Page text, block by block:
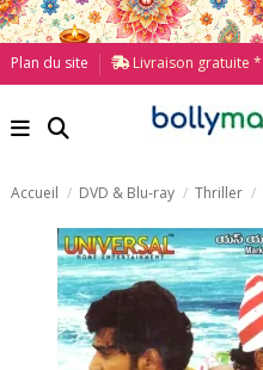
Plan du site Livraison gratuite *
Accueil DVD & Blu-ray Thriller